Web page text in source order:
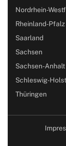
Nordrhein-
Rheinland-Pfalz
Saarland
Sachsen
Sachsen-Anhalt
Schleswig-
Thüringen